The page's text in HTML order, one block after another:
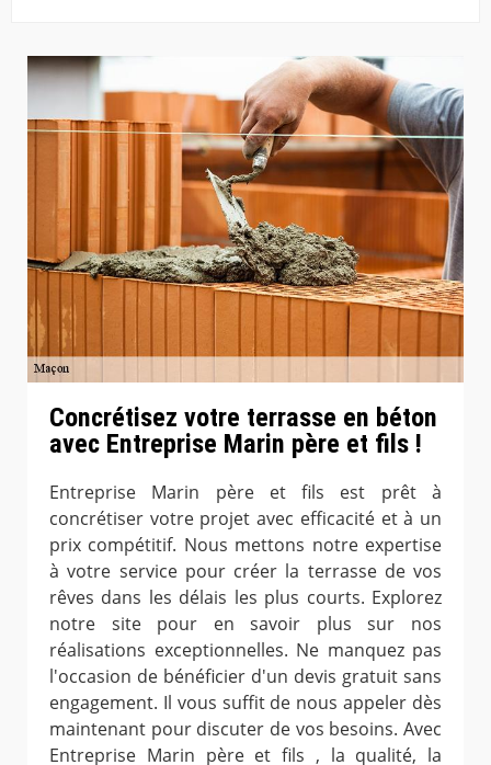
Concrétisez votre terrasse en béton
avec Entreprise Marin père et fils !
Entreprise Marin père et fils est prêt à
concrétiser votre projet avec efficacité et à un
prix compétitif. Nous mettons notre expertise
à votre service pour créer la terrasse de vos
rêves dans les délais les plus courts. Explorez
notre site pour en savoir plus sur nos
réalisations exceptionnelles. Ne manquez pas
l'occasion de bénéficier d'un devis gratuit sans
engagement. Il vous suffit de nous appeler dès
maintenant pour discuter de vos besoins. Avec
Entreprise Marin père et fils , la qualité, la